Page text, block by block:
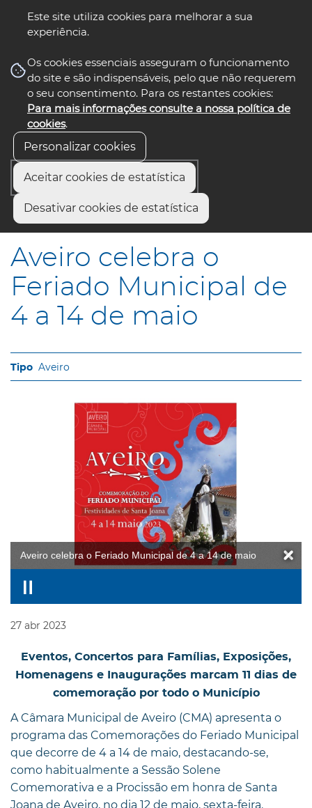
Este site utiliza cookies para melhorar a sua
experiência.
Os cookies essenciais asseguram o funcionamento
do site e são indispensáveis, pelo que não requerem
o seu consentimento. Para os restantes cookies:
Para mais informações consulte a nossa política de
cookies.
Personalizar cookies
Aceitar cookies de estatística
Desativar cookies de estatística
nos select language
Início
Aveiro celebra o Feriado Municipal de 4 a 14 de maio
Aveiro celebra o
Feriado Municipal de
4 a 14 de maio
Aveiro
Aveiro celebra o Feriado Municipal de 4 a 14 de maio
27 abr 2023
Eventos, Concertos para Famílias, Exposições,
Homenagens e Inaugurações marcam 11 dias de
comemoração por todo o Município
A Câmara Municipal de Aveiro (CMA) apresenta o
programa das Comemorações do Feriado Municipal
que decorre de 4 a 14 de maio, destacando-se,
como habitualmente a Sessão Solene
Comemorativa e a Procissão em honra de Santa
Joana de Aveiro, no dia 12 de maio, sexta-feira.